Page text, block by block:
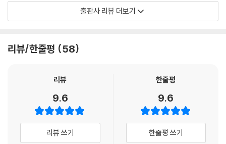
위해 빵 한 덩이를 훔친 죄로 무려 19년간 감옥살이를 한 장 발장의 이야기
로부터 시작된다. 다시 세상으로 나온 장 발장은 은 식기를 훔치려다 미리
이야기뿐 아니라, 세상의 가혹함을 보여 주는 여러 인물들을 통해 위고는
역대 가장 길게 쓰인 소설 중 하나로 손꼽히며 근래의 프랑스판만 해도 무
『레 미제라블』은 굵직한 줄거리 외에도, 인간의 양심, 정치, 역사, 풍습, 종
교 등 여러 방면에 걸친 작가의 여담이 곁들여진 방대한 책입니다. 그래서
때로는 재미가 더할 수도, 때로는 지루할 수도 있을뿐더러 나이 어린 독자
출판사 리뷰 더보기
리뷰/한줄평 58
리뷰
9.6
리뷰 쓰기
한줄평
9.6
한줄평 쓰기